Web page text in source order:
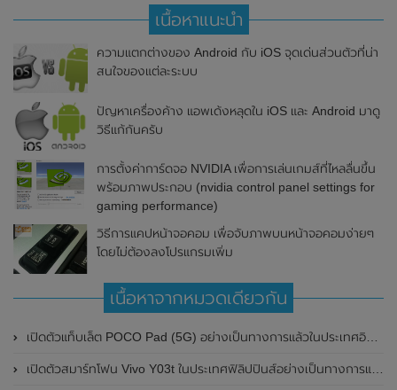
เนื้อหาแนะนำ
ความแตกต่างของ Android กับ iOS จุดเด่นส่วนตัวที่น่า
สนใจของแต่ละระบบ
ปัญหาเครื่องค้าง แอพเด้งหลุดใน iOS และ Android มาดู
วิธีแก้กันครับ
การตั้งค่าการ์ดจอ NVIDIA เพื่อการเล่นเกมส์ที่ไหลลื่นขึ้น
พร้อมภาพประกอบ (nvidia control panel settings for
gaming performance)
วิธีการแคปหน้าจอคอม เพื่อจับภาพบนหน้าจอคอมง่ายๆ
โดยไม่ต้องลงโปรแกรมเพิ่ม
เนื้อหาจากหมวดเดียวกัน
เปิดตัวแท็บเล็ต POCO Pad (5G) อย่างเป็นทางการแล้วในประเทศอินเดีย มาพร้อมชิปเซ็ต Snapdragon 7s Gen 2 ของ Qualcomm และรองรับเครือข่าย 5G
เปิดตัวสมาร์ทโฟน Vivo Y03t ในประเทศฟิลิปปินส์อย่างเป็นทางการแล้ว มาพร้อมชิปเซ็ต Unisoc T612 , กล้องหลัง ความละเอียด 13MP , แบตเตอรี่ 5,000mAh และหน้าจอแสดงผล LCD / 90Hz